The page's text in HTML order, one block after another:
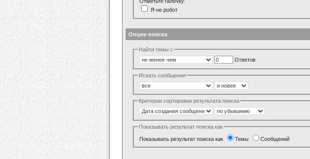
Я не робот
Опции поиска
Найти темы с
Ответов
Искать сообщения
Критерии сортировки результата поиска
Показывать результат поиска как
Показывать результат поиска как Темы Сообщений